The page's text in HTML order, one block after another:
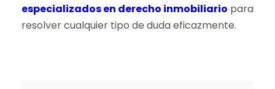
especializados en derecho inmobiliario para
resolver cualquier tipo de duda eficazmente.